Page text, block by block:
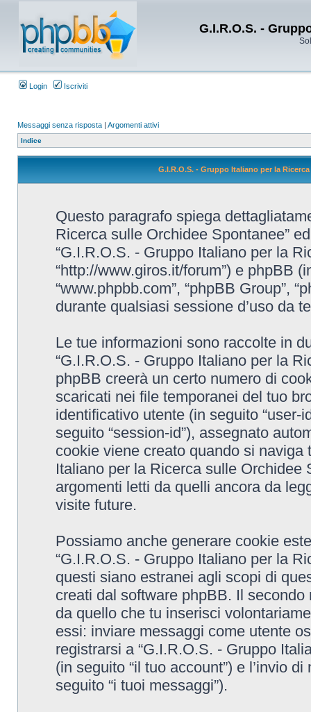
G.I.R.O.S. -
Login Iscriviti
Messaggi senza risposta | Argomenti attivi
Indice
G.I.R.O.S. - Gruppo Italiano per la
Questo paragrafo spiega
Ricerca sulle Orchidee Spontanee”
“G.I.R.O.S. - Gruppo Italiano per la
“http://www.giros.it/forum”) e phpBB
“www.phpbb.com”, “phpBB Group”,
durante qualsiasi sessione d’uso da
Le tue informazioni sono raccolte in
“G.I.R.O.S. - Gruppo Italiano per la
phpBB creerà un certo numero di
scaricati nei file temporanei del tuo
identificativo utente (in seguito
seguito “session-id”), assegnato
cookie viene creato quando si naviga
Italiano per la Ricerca sulle Orchidee
argomenti letti da quelli ancora da
visite future.
Possiamo anche generare cookie
“G.I.R.O.S. - Gruppo Italiano per la
questi siano estranei agli scopi di
creati dal software phpBB. Il
da quello che tu inserisci
essi: inviare messaggi come utente
registrarsi a “G.I.R.O.S. - Gruppo
(in seguito “il tuo account”) e l’invio
seguito “i tuoi messaggi”).